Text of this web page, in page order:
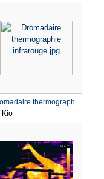
thermograph...
Kio